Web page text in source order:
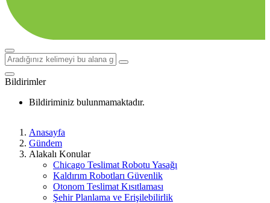
Bildirimler
Bildiriminiz bulunmamaktadır.
Anasayfa
Gündem
Alakalı Konular
Chicago Teslimat Robotu Yasağı
Kaldırım Robotları Güvenlik
Otonom Teslimat Kısıtlaması
Şehir Planlama ve Erişilebilirlik